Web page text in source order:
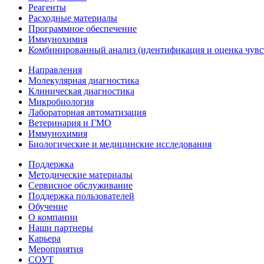
Реагенты
Расходные материалы
Программное обеспечение
Иммунохимия
Комбинированный анализ (идентификация и оценка
Направления
Молекулярная диагностика
Клиническая диагностика
Микробиология
Лабораторная автоматизация
Ветеринария и ГМО
Иммунохимия
Биологические и медицинские исследования
Поддержка
Методические материалы
Сервисное обслуживание
Поддержка пользователей
Обучение
О компании
Наши партнеры
Карьера
Мероприятия
СОУТ